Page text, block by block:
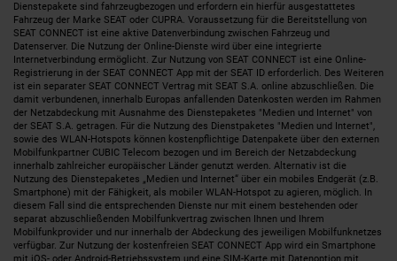
Dienstepakete sind fahrzeugbezogen und erfordern ein hierfür ausgestattetes
Fahrzeug der Marke SEAT oder CUPRA. Voraussetzung für die Bereitstellung von
SEAT CONNECT ist eine aktive Datenverbindung zwischen Fahrzeug und
Datenserver. Die Nutzung der Online-Dienste wird über eine integrierte
Internetverbindung ermöglicht. Zur Nutzung von SEAT CONNECT ist eine Online-
Registrierung in der SEAT CONNECT App mit der SEAT ID erforderlich. Des Weiteren
ist ein separater SEAT CONNECT Vertrag mit SEAT S.A. online abzuschließen. Die
damit verbundenen, innerhalb Europas anfallenden Datenkosten werden im Rahmen
der Netzabdeckung mit Ausnahme des Dienstepaketes "Medien und Internet" von
der SEAT S.A. getragen. Für die Nutzung des Dienstpaketes "Medien und Internet",
sowie des WLAN-Hotspots können kostenpflichtige Datenpakete über den externen
Mobilfunkpartner CUBIC Telecom bezogen und im Bereich der Netzabdeckung
innerhalb zahlreicher europäischer Länder genutzt werden. Alternativ ist die
Nutzung des Dienstepaketes „Medien und Internet“ über ein mobiles Endgerät (z.B.
Smartphone) mit der Fähigkeit, als mobiler WLAN-Hotspot zu agieren, möglich. In
diesem Fall sind die entsprechenden Dienste nur mit einem bestehenden oder
separat abzuschließenden Mobilfunkvertrag zwischen Ihnen und Ihrem
Mobilfunkprovider und nur innerhalb der Abdeckung des jeweiligen Mobilfunknetzes
verfügbar. Zur Nutzung der kostenfreien SEAT CONNECT App wird ein Smartphone
mit iOS- oder Android-Betriebssystem und eine SIM-Karte mit Datenoption mit